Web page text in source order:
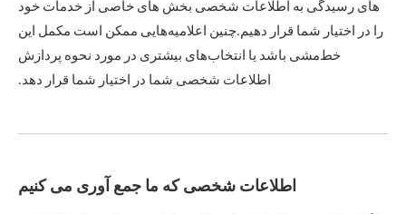
های رسیدگی به اطلاعات شخصی بخش های خاصی از خدمات خود
را در اختیار شما قرار دهیم.چنین اعلامیه‌هایی ممکن است مکمل این
خط‌مشی باشد یا انتخاب‌های بیشتری در مورد نحوه پردازش
اطلاعات شخصی شما در اختیار شما قرار دهد.
اطلاعات شخصی که ما جمع آوری می کنیم